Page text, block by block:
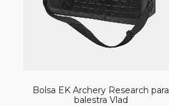
Bolsa EK Archery Research para
balestra Vlad